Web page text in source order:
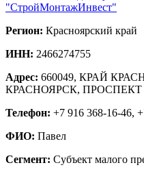
"СтройМонтажИнвест"
Регион: Красноярский край
ИНН: 2466274755
Адрес: 660049, КРАЙ
КРАСНОЯРСК,
Телефон: +7 916 368-16-46,
ФИО: Павел
Сегмент: Субъект малого